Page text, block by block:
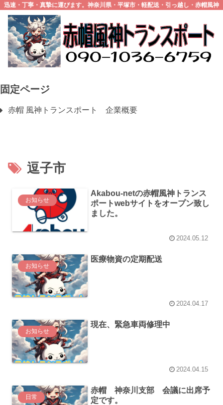
迅速・丁寧・真摯に運びます。神奈川県・平塚市・軽配送・引っ越し・赤帽風神
固定ページ
赤帽 風神トランスポート 企業概要
逗子市
お知らせ
Akabou-netの赤帽風神トランス
ポートwebサイトをオープン致し
ました。
2024.05.12
お知らせ
医療物資の定期配送
2024.04.17
お知らせ
現在、緊急車両修理中
2024.04.15
日常
赤帽 神奈川支部 会議に出席予
定です。